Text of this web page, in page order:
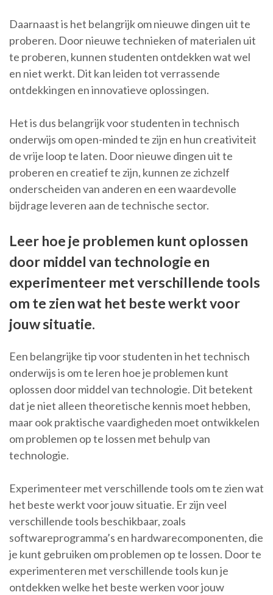
Daarnaast is het belangrijk om nieuwe dingen uit te
proberen. Door nieuwe technieken of materialen uit
te proberen, kunnen studenten ontdekken wat wel
en niet werkt. Dit kan leiden tot verrassende
ontdekkingen en innovatieve oplossingen.
Het is dus belangrijk voor studenten in technisch
onderwijs om open-minded te zijn en hun creativiteit
de vrije loop te laten. Door nieuwe dingen uit te
proberen en creatief te zijn, kunnen ze zichzelf
onderscheiden van anderen en een waardevolle
bijdrage leveren aan de technische sector.
Leer hoe je problemen kunt oplossen
door middel van technologie en
experimenteer met verschillende tools
om te zien wat het beste werkt voor
jouw situatie.
Een belangrijke tip voor studenten in het technisch
onderwijs is om te leren hoe je problemen kunt
oplossen door middel van technologie. Dit betekent
dat je niet alleen theoretische kennis moet hebben,
maar ook praktische vaardigheden moet ontwikkelen
om problemen op te lossen met behulp van
technologie.
Experimenteer met verschillende tools om te zien wat
het beste werkt voor jouw situatie. Er zijn veel
verschillende tools beschikbaar, zoals
softwareprogramma’s en hardwarecomponenten, die
je kunt gebruiken om problemen op te lossen. Door te
experimenteren met verschillende tools kun je
ontdekken welke het beste werken voor jouw